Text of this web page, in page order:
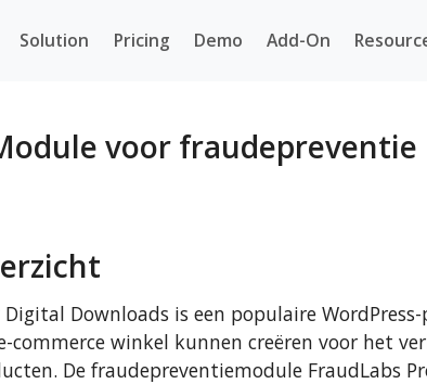
Solution Pricing Demo Add-On
voor fraudepreventie
Digital Downloads is een populaire
commerce winkel kunnen creëren voor het
De fraudepreventiemodule FraudLabs